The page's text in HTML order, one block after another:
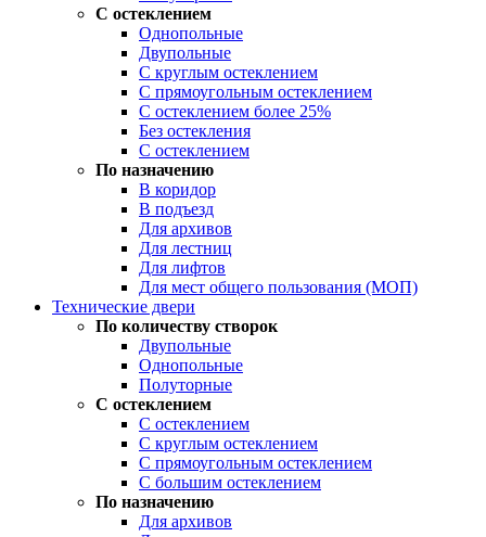
С остеклением
Однопольные
Двупольные
С круглым остеклением
С прямоугольным остеклением
С остеклением более 25%
Без остекления
С остеклением
По назначению
В коридор
В подъезд
Для архивов
Для лестниц
Для лифтов
Для мест общего пользования (МОП)
Технические двери
По количеству створок
Двупольные
Однопольные
Полуторные
С остеклением
С остеклением
С круглым остеклением
С прямоугольным остеклением
С большим остеклением
По назначению
Для архивов